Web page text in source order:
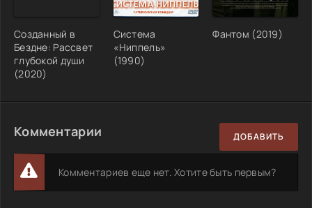
Созданный в
Бездне: Рассвет
глубокой души
(2020)
Система
«Ниппель»
(1990)
Фантом (2019)
Комментарии ДОБАВИТЬ
Комментариев еще нет. Хотите быть первым?